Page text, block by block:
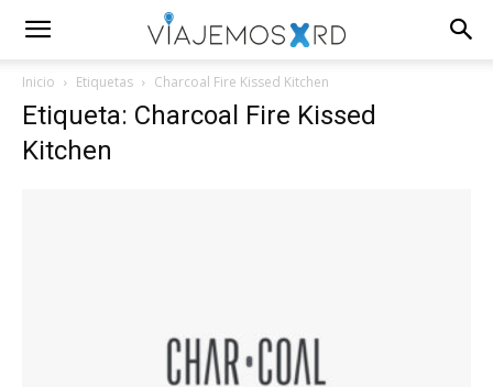
Inicio Etiquetas Charcoal Fire Kissed Kitchen
Etiqueta: Charcoal Fire Kissed
Kitchen